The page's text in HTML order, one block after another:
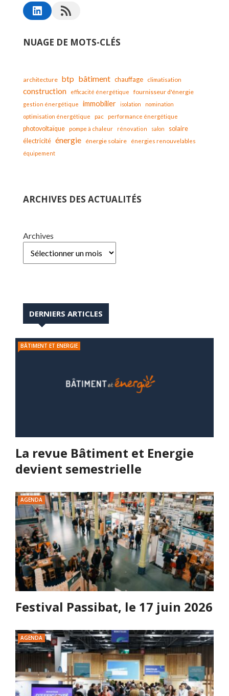
NUAGE DE MOTS-CLÉS
architecture btp bâtiment chauffage climatisation
construction efficacité énergétique fournisseur d'énergie
gestion énergétique immobilier isolation
nomination
optimisation énergétique
pac performance énergétique
photovoltaïque pompe à chaleur rénovation salon solaire
électricité énergie énergie solaire
énergies renouvelables
équipement
ARCHIVES DES ACTUALITÉS
Archives
DERNIERS ARTICLES
BÂTIMENT ET ENERGIE
La revue Bâtiment et Energie
devient semestrielle
AGENDA
Festival Passibat, le 17 juin 2026
AGENDA